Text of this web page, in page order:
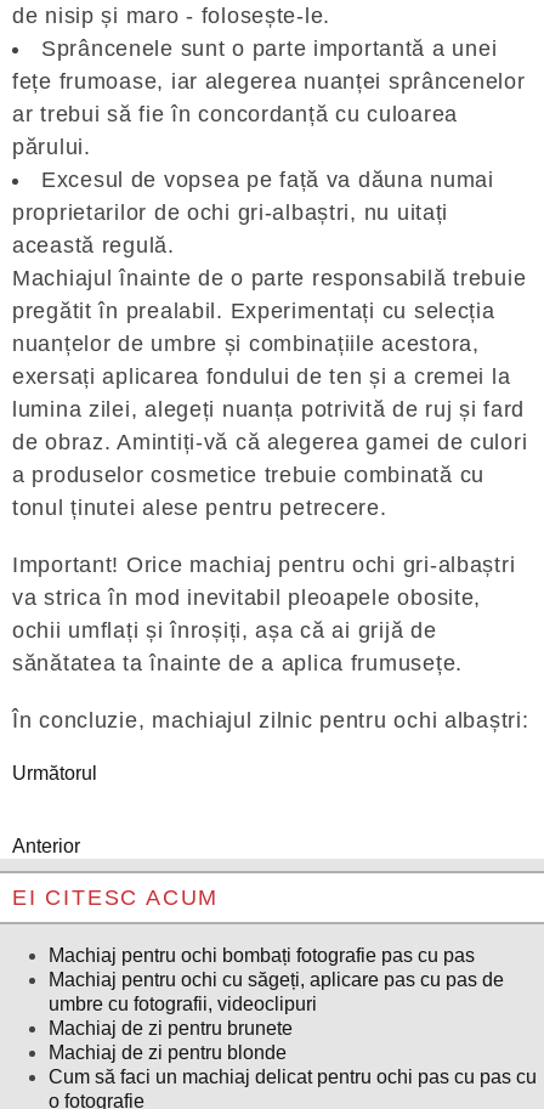
de nisip și maro - folosește-le.
Sprâncenele sunt o parte importantă a unei
fețe frumoase, iar alegerea nuanței sprâncenelor
ar trebui să fie în concordanță cu culoarea
părului.
Excesul de vopsea pe față va dăuna numai
proprietarilor de ochi gri-albaștri, nu uitați
această regulă.
Machiajul înainte de o parte responsabilă trebuie
pregătit în prealabil. Experimentați cu selecția
nuanțelor de umbre și combinațiile acestora,
exersați aplicarea fondului de ten și a cremei la
lumina zilei, alegeți nuanța potrivită de ruj și fard
de obraz. Amintiți-vă că alegerea gamei de culori
a produselor cosmetice trebuie combinată cu
tonul ținutei alese pentru petrecere.
Important! Orice machiaj pentru ochi gri-albaștri
va strica în mod inevitabil pleoapele obosite,
ochii umflați și înroșiți, așa că ai grijă de
sănătatea ta înainte de a aplica frumusețe.
În concluzie, machiajul zilnic pentru ochi albaștri:
Următorul
Anterior
EI CITESC ACUM
Machiaj pentru ochi bombați fotografie pas cu pas
Machiaj pentru ochi cu săgeți, aplicare pas cu pas de
umbre cu fotografii, videoclipuri
Machiaj de zi pentru brunete
Machiaj de zi pentru blonde
Cum să faci un machiaj delicat pentru ochi pas cu pas cu
o fotografie